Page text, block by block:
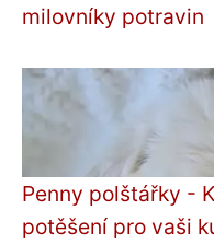
milovníky potravin
Penny polštářky -
potěšení pro vaši